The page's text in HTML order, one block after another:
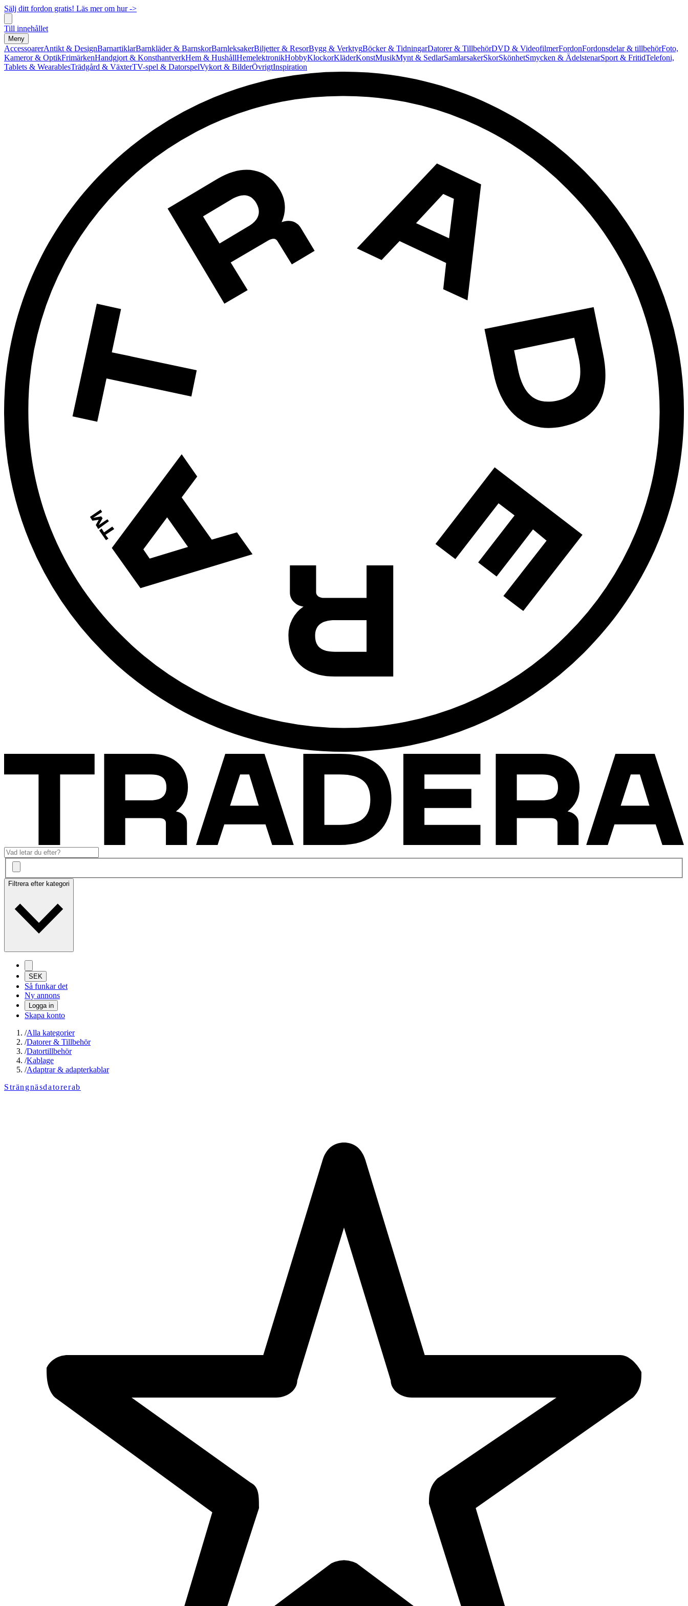
Sälj ditt fordon gratis! Läs mer om hur ->
Till innehållet
Meny
AccessoarerAntikt & DesignBarnartiklarBarnkläder & BarnskorBarnleksakerBiljetter & ResorBygg & VerktygBöcker & TidningarDatorer & TillbehörDVD & VideofilmerFordonFordonsdelar & tillbehörFoto,
Kameror & OptikFrimärkenHandgjort & KonsthantverkHem & HushållHemelektronikHobbyKlockorKläderKonstMusikMynt & SedlarSamlarsakerSkorSkönhetSmycken & ÄdelstenarSport & FritidTelefoni,
Tablets & WearablesTrädgård & VäxterTV-spel & DatorspelVykort & BilderÖvrigtInspiration
Filtrera efter kategori
SEK
Så funkar det
Ny annons
Logga in
Skapa konto
/Alla kategorier
/Datorer & Tillbehör
/Datortillbehör
/Kablage
/Adaptrar & adapterkablar
Strängnäsdatorerab